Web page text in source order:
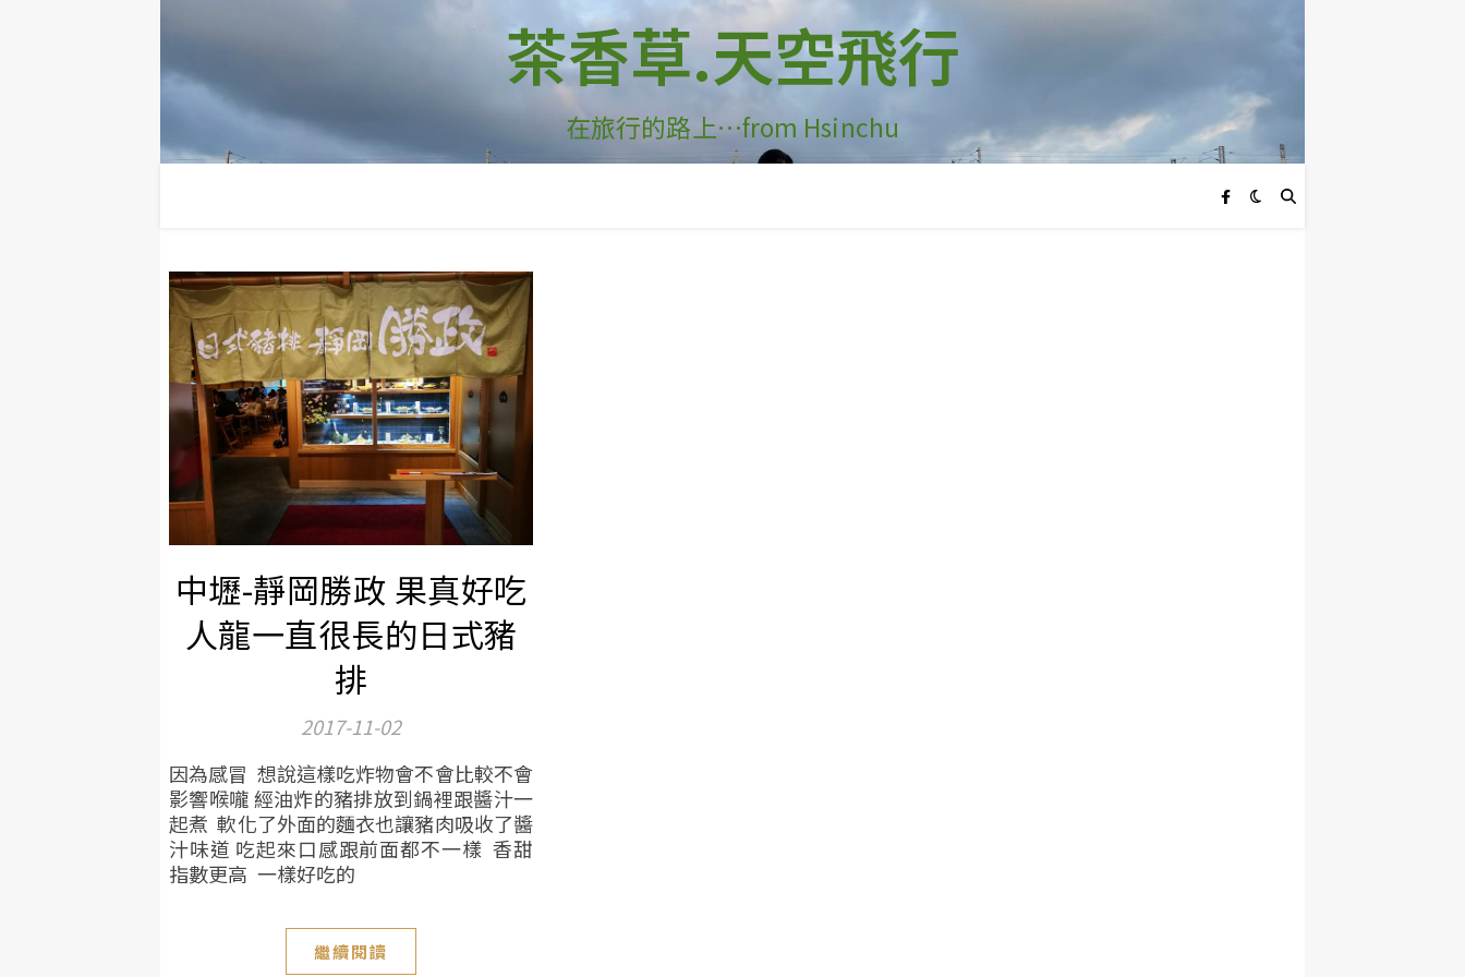
茶香草.天空飛行
在旅行的路上…from Hsinchu
中壢-靜岡勝政 果真好吃
人龍一直很長的日式豬
排
2017-11-02
因為感冒 想說這樣吃炸物會不會比較不會
影響喉嚨 經油炸的豬排放到鍋裡跟醬汁一
起煮 軟化了外面的麵衣也讓豬肉吸收了醬
汁味道 吃起來口感跟前面都不一樣 香甜
指數更高 一樣好吃的
繼續閱讀